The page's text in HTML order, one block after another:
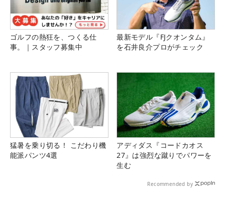
ゴルフの熱狂を、つくる仕
事。｜スタッフ募集中
最新モデル『FJクオンタム』
を石井良介プロがチェック
猛暑を乗り切る！ こだわり機
能派パンツ4選
アディダス『コードカオス
27』は強烈な蹴りでパワーを
生む
Recommended by